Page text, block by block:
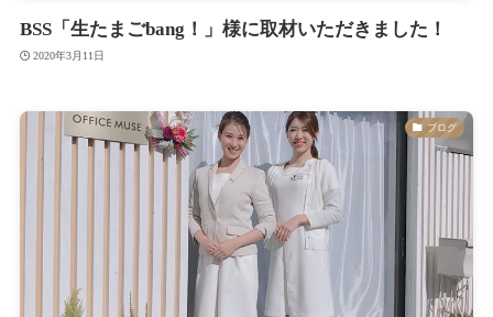
BSS「生たまごbang！」様に取材いただきました！
2020年3月11日
ブログ